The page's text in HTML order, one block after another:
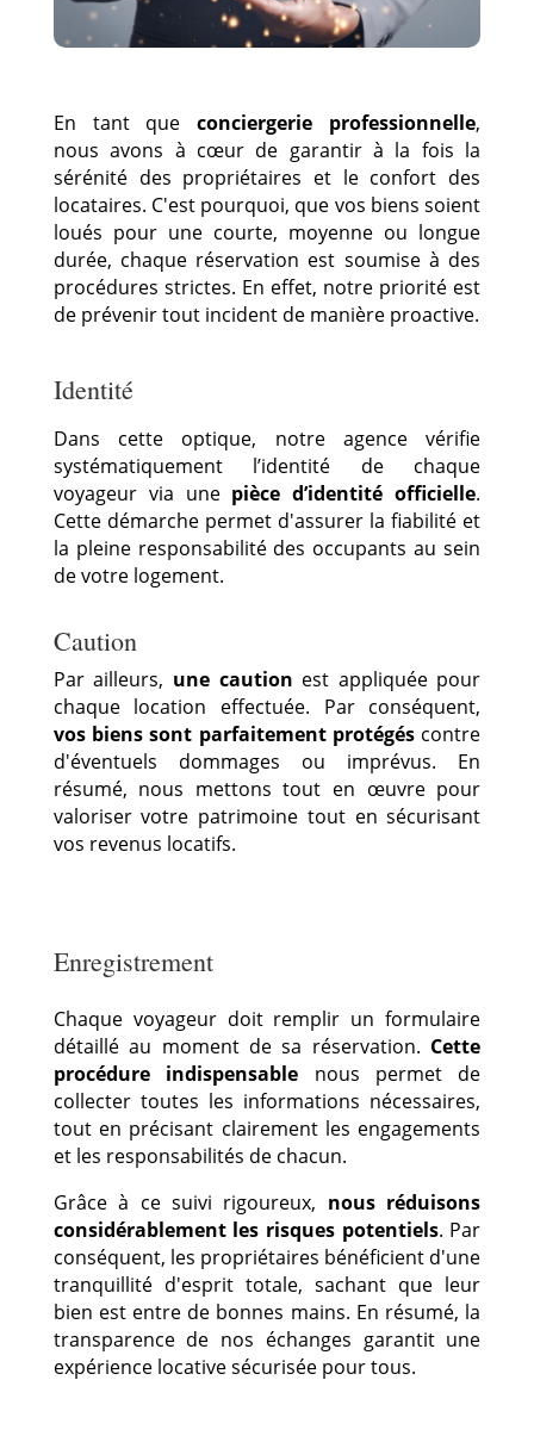
En tant queconciergerie professionnelle,
nous avons à cœur de garantir à la fois la
sérénité des propriétaires et le confort des
locataires. C'est pourquoi, que vos biens soient
loués pour une courte, moyenne ou longue
durée, chaque réservation est soumise à des
procédures strictes. En effet, notre priorité est
de prévenir tout incident de manière proactive.
Identité
Dans cette optique, notre agence vérifie
systématiquement l’identité de chaque
voyageur via une pièce d’identité officielle.
Cette démarche permet d'assurer la fiabilité et
la pleine responsabilité des occupants au sein
de votre logement.
Caution
Par ailleurs, une caution est appliquée pour
chaque location effectuée. Par conséquent,
vos biens sont parfaitement protégéscontre
d'éventuels dommages ou imprévus. En
résumé, nous mettons tout en œuvre pour
valoriser votre patrimoine tout en sécurisant
vos revenus locatifs.
Enregistrement
Chaque voyageur doit remplir un formulaire
détaillé au moment de sa réservation. Cette
procédure indispensable nous permet de
collecter toutes les informations nécessaires,
tout en précisant clairement les engagements
et les responsabilités de chacun.
Grâce à ce suivi rigoureux, nous réduisons
considérablement les risques potentiels. Par
conséquent, les propriétaires bénéficient d'une
tranquillité d'esprit totale, sachant que leur
bien est entre de bonnes mains. En résumé, la
transparence de nos échanges garantit une
expérience locative sécurisée pour tous.